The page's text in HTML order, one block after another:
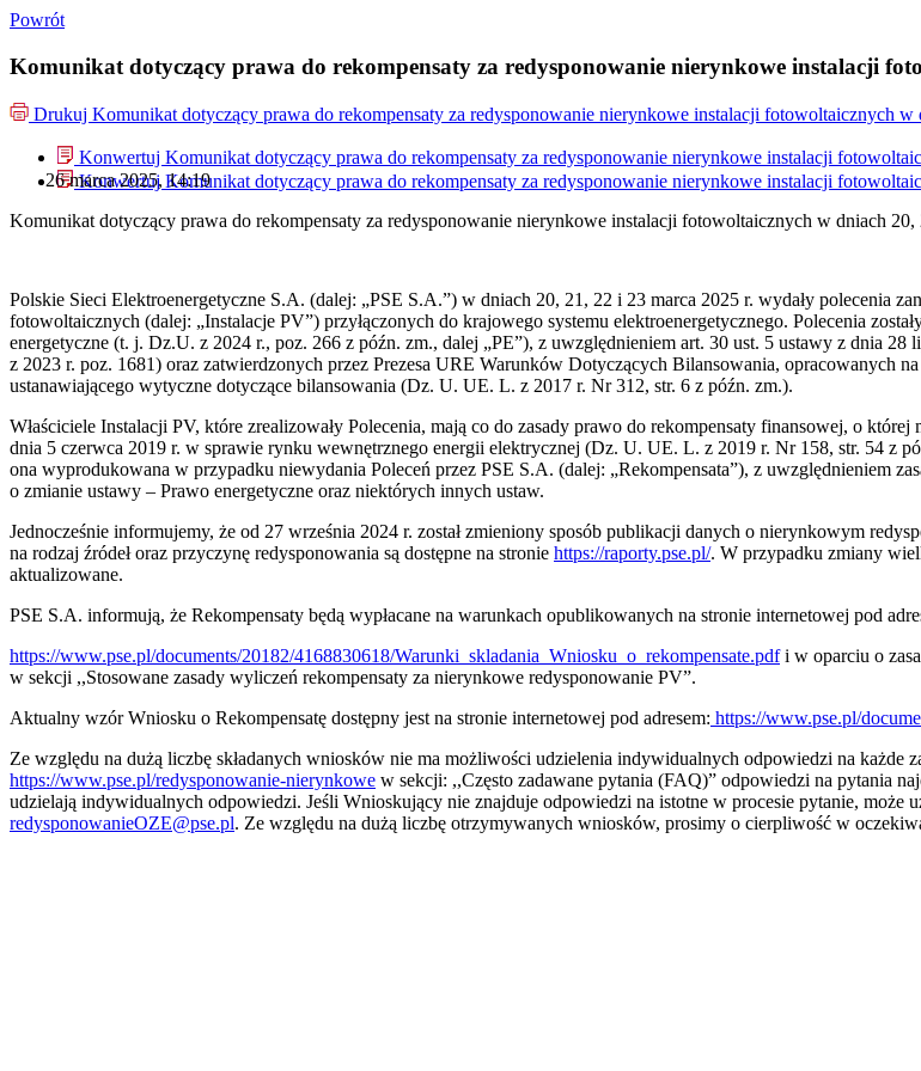
Powrót
Komunikat dotyczący prawa do rekompensaty za redysponowanie nierynkowe instalacji
Drukuj Komunikat dotyczący prawa do rekompensaty za redysponowanie nierynkowe instalacji fotowoltaicznych w
Konwertuj Komunikat dotyczący prawa do rekompensaty za redysponowanie nierynkowe instalacji
Konwertuj Komunikat dotyczący prawa do rekompensaty za redysponowanie nierynkowe instalacji
26 marca 2025, 14:19
Komunikat dotyczący prawa do rekompensaty za redysponowanie nierynkowe instalacji fotowoltaicznych w dniach 20,
Polskie Sieci Elektroenergetyczne S.A. (dalej: „PSE S.A.”) w dniach 20, 21, 22 i 23 marca 2025 r. wydały polecenia
fotowoltaicznych (dalej: „Instalacje PV”) przyłączonych do krajowego systemu elektroenergetycznego. Polecenia
energetyczne (t. j. Dz.U. z 2024 r., poz. 266 z późn. zm., dalej „PE”), z uwzględnieniem art. 30 ust. 5 ustawy z dnia
z 2023 r. poz. 1681) oraz zatwierdzonych przez Prezesa URE Warunków Dotyczących Bilansowania, opracowanych
ustanawiającego wytyczne dotyczące bilansowania (Dz. U. UE. L. z 2017 r. Nr 312, str. 6 z późn. zm.).
Właściciele Instalacji PV, które zrealizowały Polecenia, mają co do zasady prawo do rekompensaty finansowej, o
dnia 5 czerwca 2019 r. w sprawie rynku wewnętrznego energii elektrycznej (Dz. U. UE. L. z 2019 r. Nr 158, str. 54 z
ona wyprodukowana w przypadku niewydania Poleceń przez PSE S.A. (dalej: „Rekompensata”), z uwzględnieniem
o zmianie ustawy – Prawo energetyczne oraz niektórych innych ustaw.
Jednocześnie informujemy, że od 27 września 2024 r. został zmieniony sposób publikacji danych o nierynkowym
na rodzaj źródeł oraz przyczynę redysponowania są dostępne na stronie https://raporty.pse.pl/. W przypadku zmiany
aktualizowane.
PSE S.A. informują, że Rekompensaty będą wypłacane na warunkach opublikowanych na stronie internetowej pod
https://www.pse.pl/documents/20182/4168830618/Warunki_skladania_Wniosku_o_rekompensate.pdfi w oparciu o
w sekcji ,,Stosowane zasady wyliczeń rekompensaty za nierynkowe redysponowanie PV”.
Aktualny wzór Wniosku o Rekompensatę dostępny jest na stronie internetowej pod adresem: https://www.pse.pl/
Ze względu na dużą liczbę składanych wniosków nie ma możliwości udzielenia indywidualnych odpowiedzi na
https://www.pse.pl/redysponowanie-nierynkowe w sekcji: ,,Często zadawane pytania (FAQ)” odpowiedzi na pytania
udzielają indywidualnych odpowiedzi. Jeśli Wnioskujący nie znajduje odpowiedzi na istotne w procesie pytanie, może
redysponowanieOZE@pse.pl. Ze względu na dużą liczbę otrzymywanych wniosków, prosimy o cierpliwość w